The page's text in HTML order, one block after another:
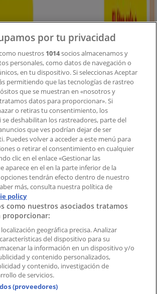
y de marketing
en el mapa
folleto
un problema en la web o en la
Tiendeo
por tu privacidad
nuestros 1014socios almacenamos y
personales, como datos de navegación o
en tu dispositivo. Si seleccionas Aceptar
permitiendo que las tecnologías de rastreo
que se muestran en «nosotros y
datos para proporcionar». Si
o retiras tu consentimiento, los
se deshabilitan los rastreadores, parte del
que ves podrían dejar de ser
Puedes volver a acceder a este menú para
o retirar el consentimiento en cualquier
clic en el enlace «Gestionar las
aparece en el en la parte inferior de la
opciones tendrán efecto dentro de nuestro
más, consulta nuestra política de
policy
como nuestros asociados tratamos
proporcionar:
geográfica precisa. Analizar
del dispositivo para su
la información en un dispositivo y/o
y contenido personalizados,
y contenido, investigación de
de servicios.
(proveedores)